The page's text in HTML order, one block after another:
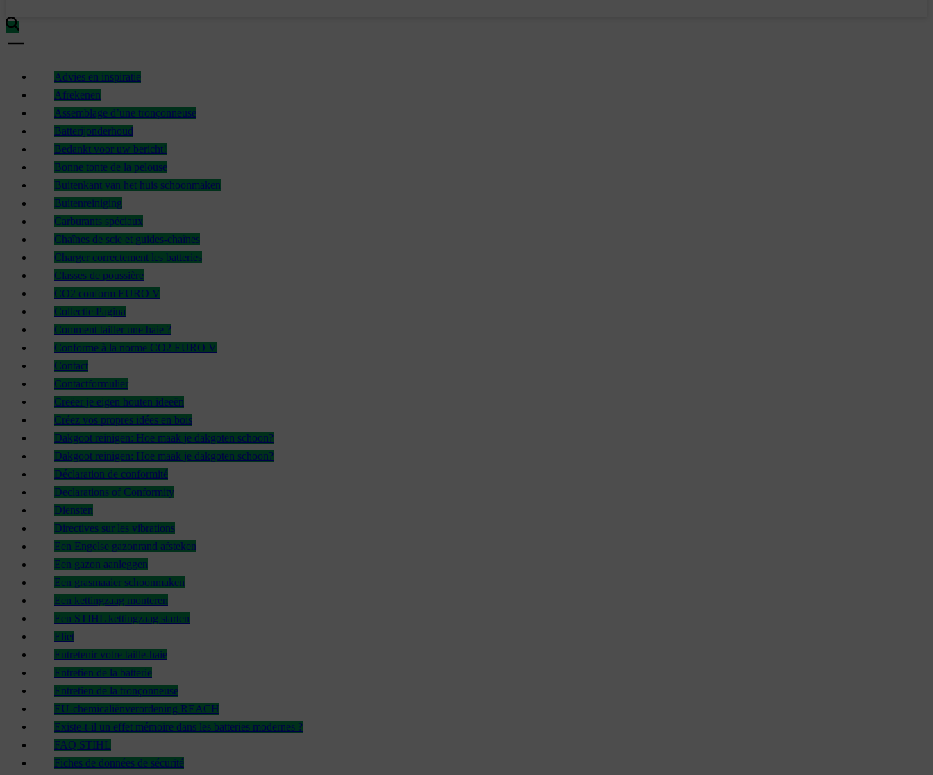
Advies en inspiratie
Afrekenen
Assemblage d’une tronçonneuse
Batterijonderhoud
Bedankt voor uw bericht!
Bonne tonte de la pelouse
Buitenkant van het huis schoonmaken
Buitenreiniging
Carburants spéciaux
Chaînes de scie et guides-chaînes
Charger correctement les batteries
Classes de poussière
CO2 conform EURO V
Collectie Pagina
Comment tailler une haie ?
Conforme à la norme CO2 EURO V
Contact
Contactformulier
Creëer je eigen houten ideeën
Créez vos propres idées en bois
Dakgoot reinigen: Hoe maak je dakgoten schoon?
Dakgoot reinigen: Hoe maak je dakgoten schoon?
Déclaration de conformité
Declarations of Conformity
Diensten
Directives sur les vibrations
Een Engelse gazonrand afsteken
Een gazon aanleggen
Een grasmaaier schoonmaken
Een kettingzaag monteren
Een STIHL kettingzaag starten
Eliet
Entretenir votre taille-haie
Entretien de la batterie
Entretien de la tronçonneuse
EU-chemicaliënverordening REACH
Existe-t-il un effet mémoire dans les batteries modernes ?
FAQ STIHL
Fiches de données de sécurité